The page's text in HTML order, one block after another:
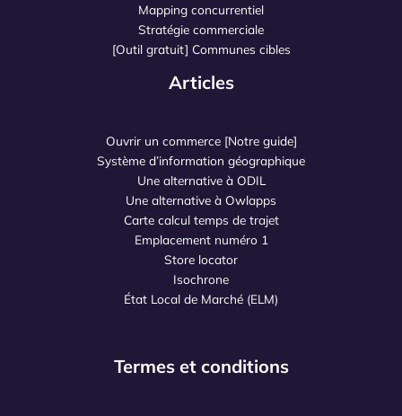
Mapping concurrentiel
Stratégie commerciale
[Outil gratuit] Communes cibles
Articles
Ouvrir un commerce [Notre guide]
Système d’information géographique
Une alternative à ODIL
Une alternative à Owlapps
Carte calcul temps de trajet
Emplacement numéro 1
Store locator
Isochrone
État Local de Marché (ELM)
Termes et conditions